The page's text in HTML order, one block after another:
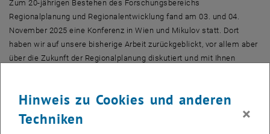
Zum 20-jährigen Bestehen des Forschungsbereichs
Regionalplanung und Regionalentwicklung fand am 03. und 04.
November 2025 eine Konferenz in Wien und Mikulov statt. Dort
haben wir auf unsere bisherige Arbeit zurückgeblickt, vor allem aber
über die Zukunft der Regionalplanung diskutiert und mit Ihnen
Fotodokumentation.
Hinweis zu Cookies und anderen
Techniken
×